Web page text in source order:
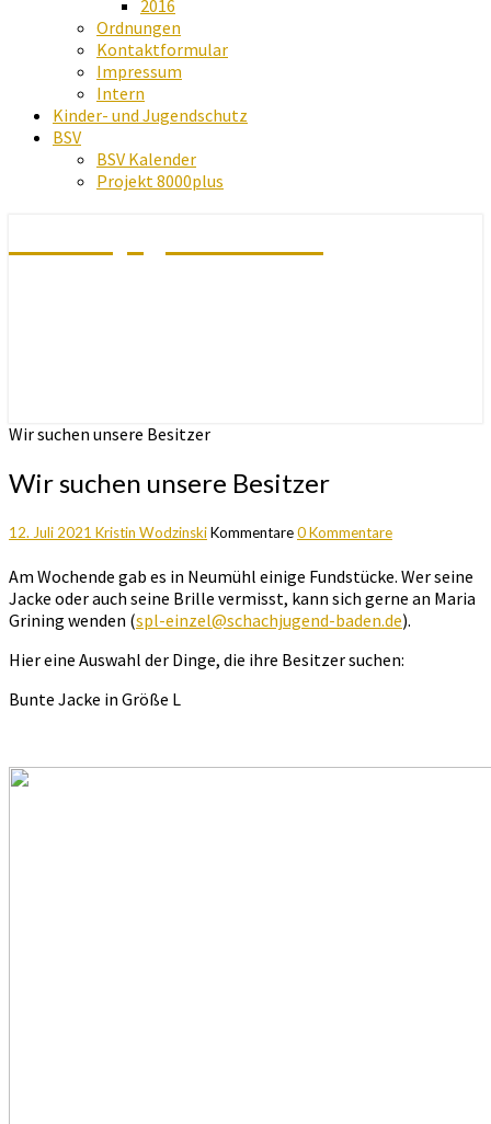
2016
Ordnungen
Kontaktformular
Impressum
Intern
Kinder- und Jugendschutz
BSV
BSV Kalender
Projekt 8000plus
Wir suchen unsere Besitzer
Wir suchen unsere Besitzer
12. Juli 2021 Kristin WodzinskiKommentare0 Kommentare
Am Wochende gab es in Neumühl einige Fundstücke. Wer seine
Jacke oder auch seine Brille vermisst, kann sich gerne an Maria
Grining wenden (spl-einzel@schachjugend-baden.de).
Hier eine Auswahl der Dinge, die ihre Besitzer suchen:
Bunte Jacke in Größe L